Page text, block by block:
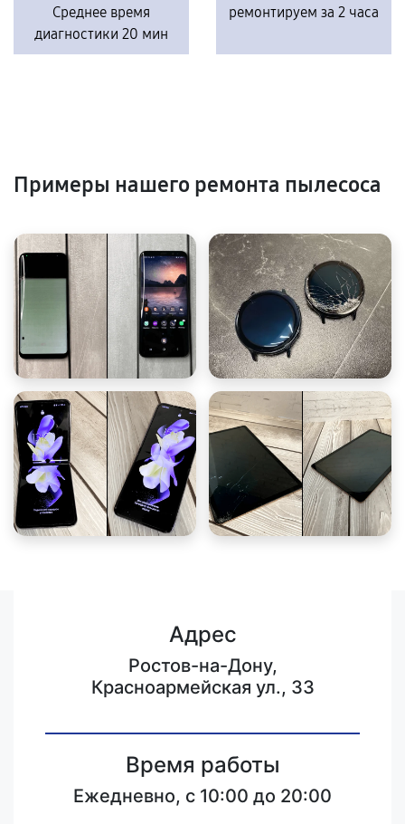
Среднее время
диагностики 20 мин
ремонтируем за 2 часа
Примеры нашего ремонта пылесоса
Адрес
Ростов-на-Дону,
Красноармейская ул., 33
Время работы
Ежедневно, с 10:00 до 20:00